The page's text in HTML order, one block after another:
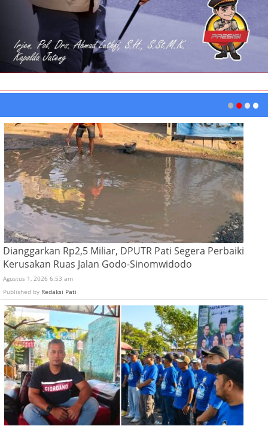
Dianggarkan Rp2,5 Miliar, DPUTR Pati Segera Perbaiki
Kerusakan Ruas Jalan Godo-Sinomwidodo
Agustus 1, 2026 6:53 am
Published by Redaksi Pati